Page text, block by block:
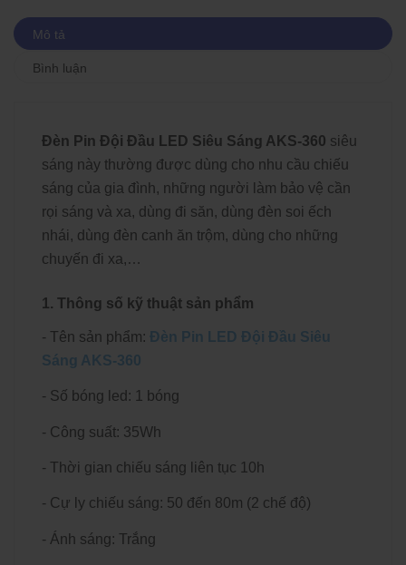
Mô tả
Bình luận
Đèn Pin Đội Đầu LED Siêu Sáng AKS-360 siêu
sáng này thường được dùng cho nhu cầu chiếu
sáng của gia đình, những người làm bảo vệ cần
rọi sáng và xa, dùng đi săn, dùng đèn soi ếch
nhái, dùng đèn canh ăn trộm, dùng cho những
chuyến đi xa,…
1. Thông số kỹ thuật sản phẩm
- Tên sản phẩm: Đèn Pin LED Đội Đầu Siêu
Sáng AKS-360
- Số bóng led: 1 bóng
- Công suất: 35Wh
- Thời gian chiếu sáng liên tục 10h
- Cự ly chiếu sáng: 50 đến 80m (2 chế độ)
- Ánh sáng: Trắng